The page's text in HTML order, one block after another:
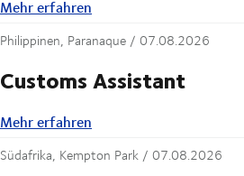
Mehr erfahren
Mehr erfahren
Philippinen, Paranaque / 07.08.2026
Customs Assistant
Mehr erfahren
Mehr erfahren
Südafrika, Kempton Park / 07.08.2026